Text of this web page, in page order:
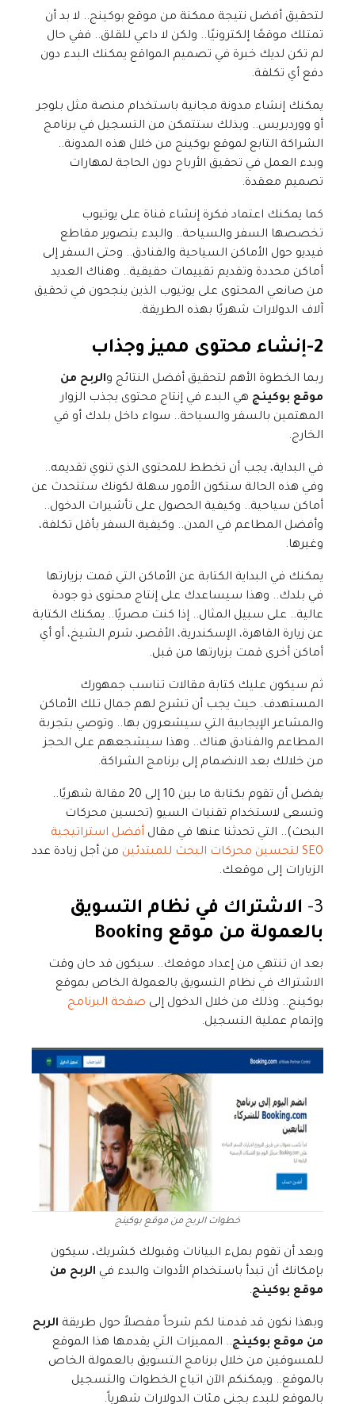
لتحقيق أفضل نتيجة ممكنة من موقع بوكينج.. لا بد أن
تمتلك موقعًا إلكترونيًا.. ولكن لا داعي للقلق.. ففي حال
لم تكن لديك خبرة في تصميم المواقع يمكنك البدء دون
دفع أي تكلفة.
يمكنك إنشاء مدونة مجانية باستخدام منصة مثل بلوجر
أو ووردبريس.. وبذلك ستتمكن من التسجيل في برنامج
الشراكة التابع لموقع بوكينج من خلال هذه المدونة..
وبدء العمل في تحقيق الأرباح دون الحاجة لمهارات
تصميم معقدة.
كما يمكنك اعتماد فكرة إنشاء قناة على يوتيوب
تخصصها السفر والسياحة.. والبدء بتصوير مقاطع
فيديو حول الأماكن السياحية والفنادق.. وحتى السفر إلى
أماكن محددة وتقديم تقييمات حقيقية.. وهناك العديد
من صانعي المحتوى على يوتيوب الذين ينجحون في تحقيق
آلاف الدولارات شهريًا بهذه الطريقة.
2-إنشاء محتوى مميز وجذاب
ربما الخطوة الأهم لتحقيق أفضل النتائج والربح من
موقع بوكينج هي البدء في إنتاج محتوى يجذب الزوار
المهتمين بالسفر والسياحة.. سواء داخل بلدك أو في
الخارج.
في البداية، يجب أن تخطط للمحتوى الذي تنوي تقديمه..
وفي هذه الحالة ستكون الأمور سهلة لكونك ستتحدث عن
أماكن سياحية.. وكيفية الحصول على تأشيرات الدخول..
وأفضل المطاعم في المدن.. وكيفية السفر بأقل تكلفة،
وغيرها.
يمكنك في البداية الكتابة عن الأماكن التي قمت بزيارتها
في بلدك.. وهذا سيساعدك على إنتاج محتوى ذو جودة
عالية.. على سبيل المثال.. إذا كنت مصريًا.. يمكنك الكتابة
عن زيارة القاهرة، الإسكندرية، الأقصر، شرم الشيخ، أو أي
أماكن أخرى قمت بزيارتها من قبل.
ثم سيكون عليك كتابة مقالات تناسب جمهورك
المستهدف. حيث يجب أن تشرح لهم جمال تلك الأماكن
والمشاعر الإيجابية التي سيشعرون بها.. وتوصي بتجربة
المطاعم والفنادق هناك.. وهذا سيشجعهم على الحجز
من خلالك بعد الانضمام إلى برنامج الشراكة.
يفضل أن تقوم بكتابة ما بين 10 إلى 20 مقالة شهريًا..
وتسعى لاستخدام تقنيات السيو (تحسين محركات
البحث).. التي تحدثنا عنها في مقال أفضل استراتيجية
SEO لتحسين محركات البحث للمبتدئين
من أجل زيادة عدد
الزيارات إلى موقعك.
3-
الاشتراك في نظام التسويق
بالعمولة من موقع
بعد ان تنتهي من إعداد موقعك.. سيكون قد حان وقت
الاشتراك في نظام التسويق بالعمولة الخاص بموقع
بوكينج.. وذلك من خلال الدخول إلى صفحة البرنامج
وإتمام عملية التسجيل.
خطوات الربح من موقع بوكينج
وبعد أن تقوم بملء البيانات وقبولك كشريك، سيكون
بإمكانك أن تبدأ باستخدام الأدوات والبدء في الربح من
موقع بوكينج.
وبهذا نكون قد قدمنا لكم شرحاً مفصلاً حول طريقة الربح
من موقع بوكينج.. المميزات التي يقدمها هذا الموقع
للمسوقين من خلال برنامج التسويق بالعمولة الخاص
بالموقع.. ويمكنكم الآن اتباع الخطوات والتسجيل
بالموقع للبدء بجني مئات الدولارات شهرياً.